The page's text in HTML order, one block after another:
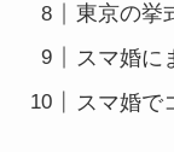
東京の挙
スマ婚に
スマ婚で